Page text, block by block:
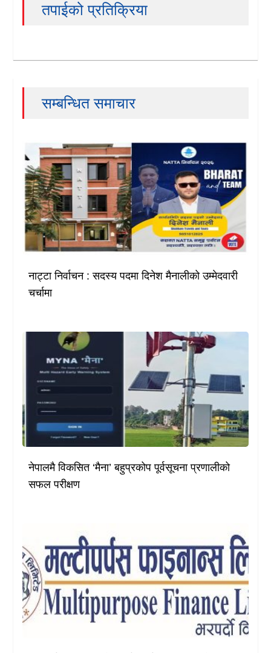
तपाईको प्रतिक्रिया
सम्बन्धित समाचार
नाट्टा निर्वाचन : सदस्य पदमा दिनेश मैनालीको उम्मेदवारी
चर्चामा
नेपालमै विकसित ‘मैना’ बहुप्रकोप पूर्वसूचना प्रणालीको
सफल परीक्षण